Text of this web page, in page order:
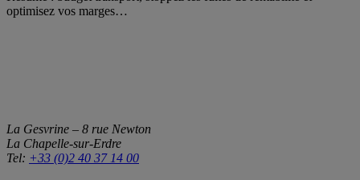
optimisez vos marges…
La Gesvrine – 8 rue Newton
La Chapelle-sur-Erdre
Tel: +33 (0)2 40 37 14 00